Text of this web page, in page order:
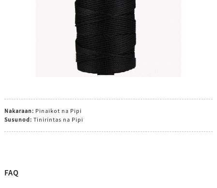
Nakaraan: Pinaikot na Pipi
Susunod: Tinirintas na Pipi
FAQ